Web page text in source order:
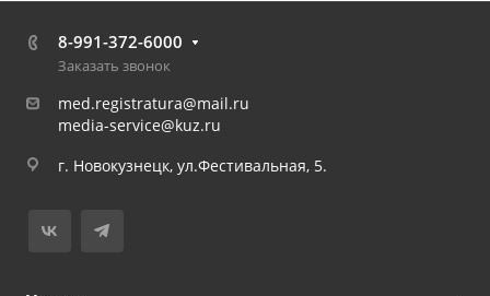
8-991-372-6000
Заказать звонок
med.registratura@mail.ru
media-service@kuz.ru
г. Новокузнецк, ул.Фестивальная, 5.